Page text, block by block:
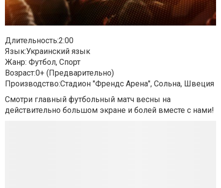
Длительность:2:00
Язык:Украинский язык
Жанр: Футбол, Спорт
Возраст:0+ (Предварительно)
Производство:Стадион "Френдс Арена", Сольна, Швеция
Смотри главный футбольный матч весны на
действительно большом экране и болей вместе с нами!